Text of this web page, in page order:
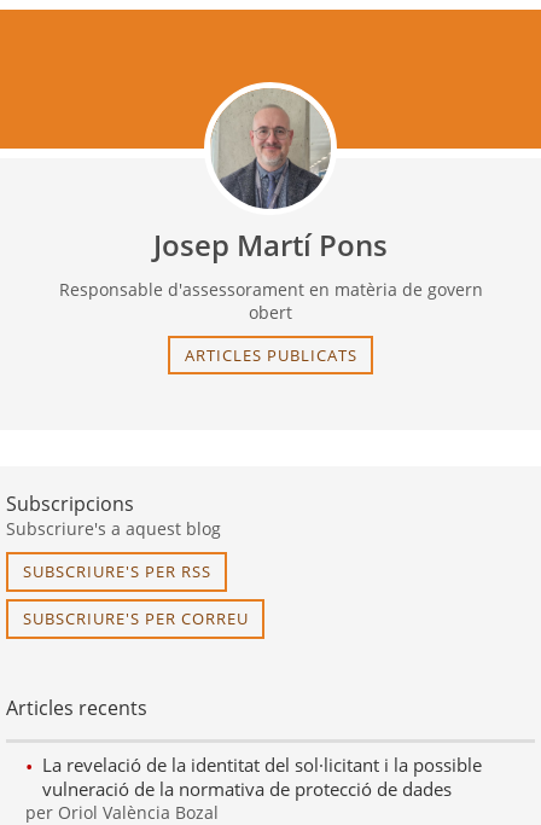
Josep Martí Pons
Responsable d'assessorament en matèria de govern
obert
ARTICLES PUBLICATS
Subscripcions
Subscriure's a aquest blog
SUBSCRIURE'S PER RSS
SUBSCRIURE'S PER CORREU
Articles recents
La revelació de la identitat del sol·licitant i la possible
vulneració de la normativa de protecció de dades
per Oriol València Bozal